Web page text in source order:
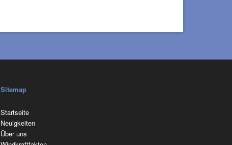
Sitemap
Navigation
überspringen
Startseite
Neuigkeiten
Über uns